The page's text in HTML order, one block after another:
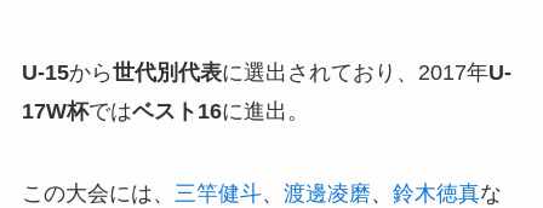
U-15から世代別代表に選出されており、2017年U-
17W杯ではベスト16に進出。
この大会には、 三竿健斗、 渡邊凌磨、 鈴木徳真な